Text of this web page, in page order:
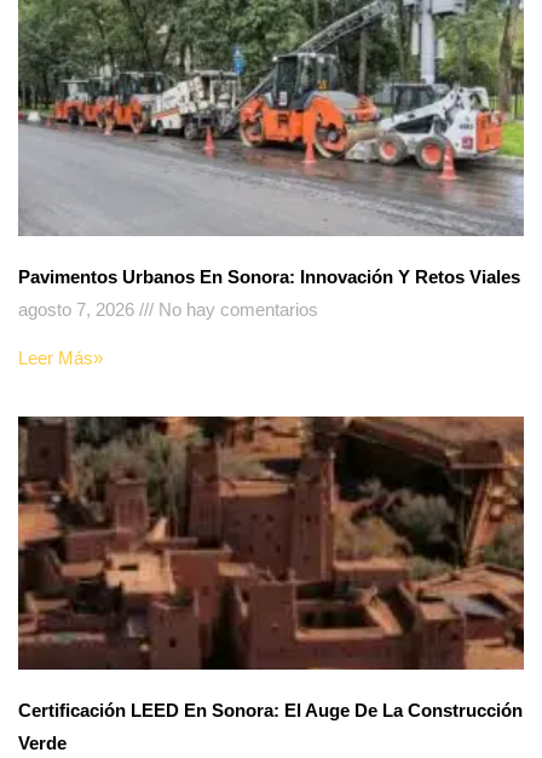
Pavimentos Urbanos En Sonora: Innovación Y Retos Viales
agosto 7, 2026
No hay comentarios
Leer Más»
Certificación LEED En Sonora: El Auge De La Construcción
Verde